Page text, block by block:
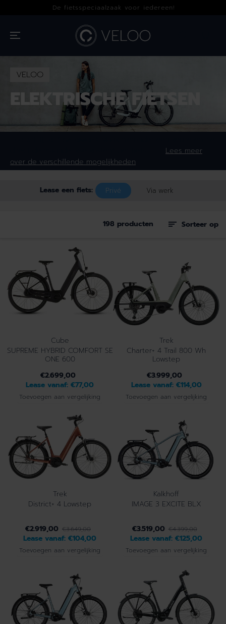
OVERSLAANDe fietsspeciaalzaak voor iedereen!
VELOO
ELEKTRISCHE FIETSEN
Lees meer
over de verschillende mogelijkheden
Lease een fiets: Privé Via werk
198 producten Sorteer op
Cube
SUPREME HYBRID COMFORT SE
ONE 600
€2.699,00
Lease vanaf: €77,00
Toevoegen aan vergelijking
Trek
Charter+ 4 Trail 800 Wh
Lowstep
€3.999,00
Lease vanaf: €114,00
Toevoegen aan vergelijking
Trek
District+ 4 Lowstep
€2.919,00 €3.649,00
Lease vanaf: €104,00
Toevoegen aan vergelijking
Kalkhoff
IMAGE 3 EXCITE BLX
€3.519,00 €4.399,00
Lease vanaf: €125,00
Toevoegen aan vergelijking